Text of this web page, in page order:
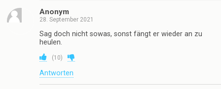
Anonym
28. September 2021
Sag doch nicht sowas, sonst fängt er wieder an zu
heulen.
(10)
Antworten